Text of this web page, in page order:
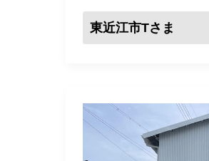
東近江市Tさま